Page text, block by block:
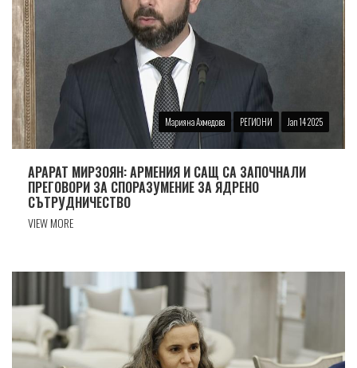
Марияна Ахмедова РЕГИОНИ Jan 14 2025
АРАРАТ МИРЗОЯН: АРМЕНИЯ И САЩ СА ЗАПОЧНАЛИ
ПРЕГОВОРИ ЗА СПОРАЗУМЕНИЕ ЗА ЯДРЕНО
СЪТРУДНИЧЕСТВО
VIEW MORE